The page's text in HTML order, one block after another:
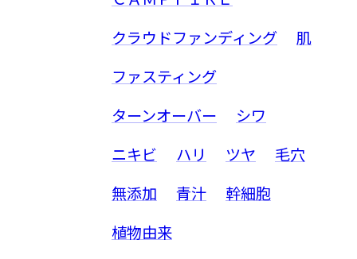
クラウドファンディング
肌
ファスティング
ターンオーバー
シワ
ニキビ
ハリ ツヤ
毛穴
無添加
青汁
幹細胞
植物由来